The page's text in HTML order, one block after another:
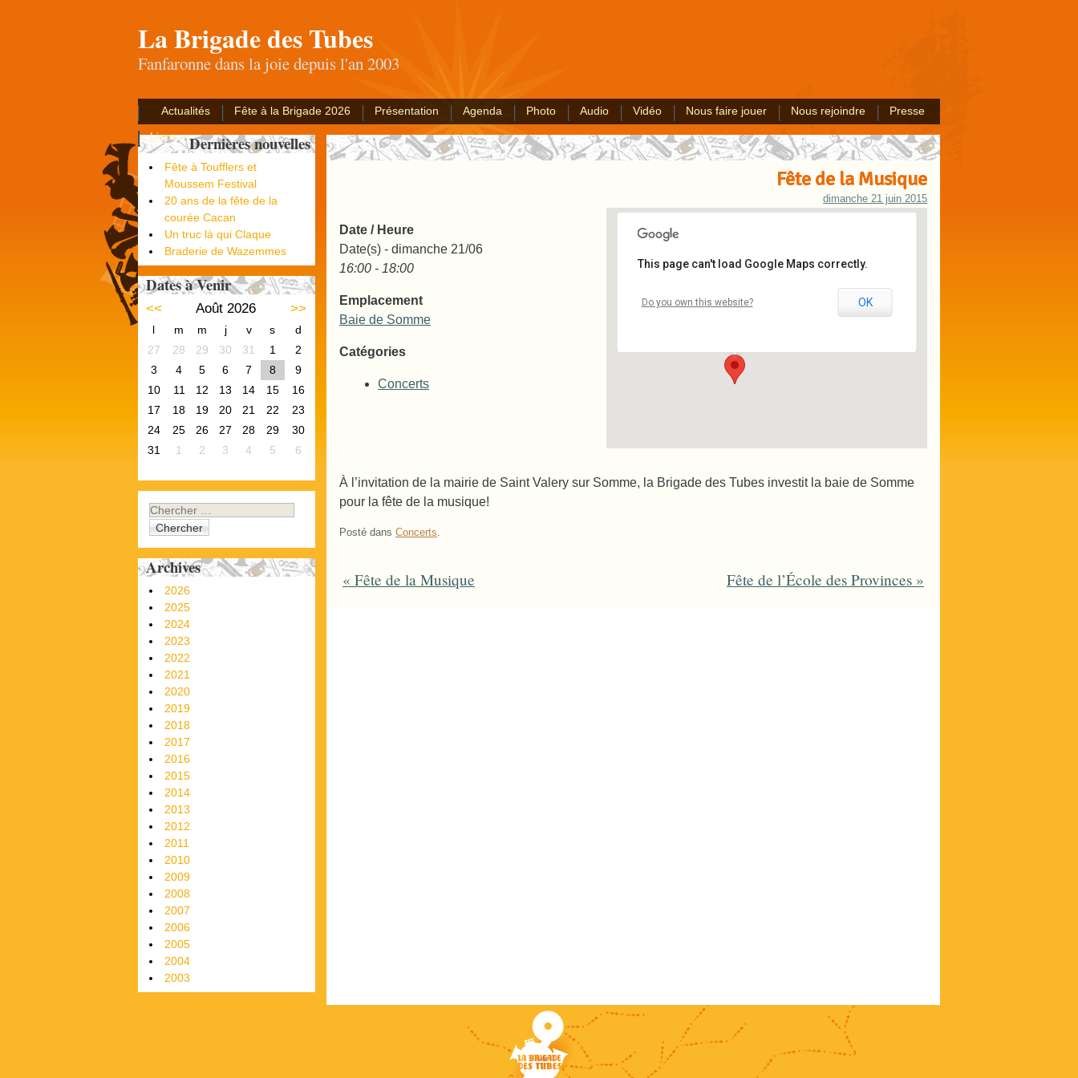
La Brigade des Tubes
Fanfaronne dans la joie depuis l'an 2003
Actualités Fête à la Brigade 2026 Présentation Agenda Photo Audio Vidéo Nous faire jouer Nous rejoindre
Presse
Liens
Fête de la Musique
dimanche 21 juin 2015
Baie de Somme
This page can't load Google Maps correctly.
Do you own this website? OK
Date / Heure
Date(s) - dimanche 21/06
16:00 - 18:00
Emplacement
Baie de Somme
Catégories
Concerts
À l’invitation de la mairie de Saint Valery sur Somme, la Brigade des Tubes investit la baie de Somme
pour la fête de la musique!
Posté dans Concerts.
Post navigation
« Fête de la Musique Fête de l’École des Provinces »
Dernières nouvelles
Fête à Toufflers et
Moussem Festival
20 ans de la fête de la
courée Cacan
Un truc là qui Claque
Braderie de Wazemmes
Dates à Venir
<< Août 2026 >>
l m m j v s
d
27
28 29 30 31 1
2
3
4 5 6 7 8
9
10
11 12 13 14 15
16
17
18 19 20 21 22
23
24
25 26 27 28 29
30
31
1 2 3 4 5 6
Chercher
Archives
2026
2025
2024
2023
2022
2021
2020
2019
2018
2017
2016
2015
2014
2013
2012
2011
2010
2009
2008
2007
2006
2005
2004
2003